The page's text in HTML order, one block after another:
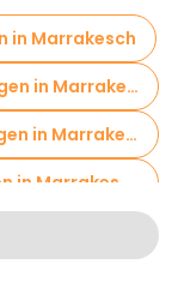
in Marrakesch
Historische kostenlose Stadtführungen in Marrakesch
Alternative kostenlose Stadtführungen in Marrakesch